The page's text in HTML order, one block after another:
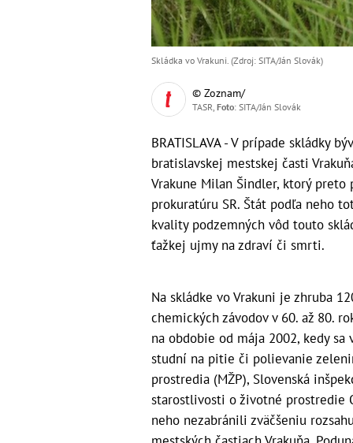
Skládka vo Vrakuni. (Zdroj: SITA/Ján Slovák)
© Zoznam/
TASR, Foto: SITA/Ján Slovák
BRATISLAVA - V prípade skládky
bratislavskej mestskej časti
Vrakune Milan Šindler, ktorý preto
prokuratúru SR. Štát podľa neho
kvality podzemných vôd touto
ťažkej ujmy na zdraví či smrti.
Na skládke vo Vrakuni je zhruba
chemických závodov v 60. až 80.
na obdobie od mája 2002, kedy sa
studní na pitie či polievanie
prostredia (MŽP), Slovenská
starostlivosti o životné prostredie
neho nezabránili zväčšeniu